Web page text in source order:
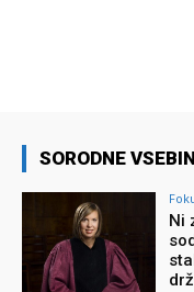
SORODNE
Ni